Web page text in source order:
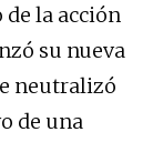
la acción
su nueva
neutralizó
de una